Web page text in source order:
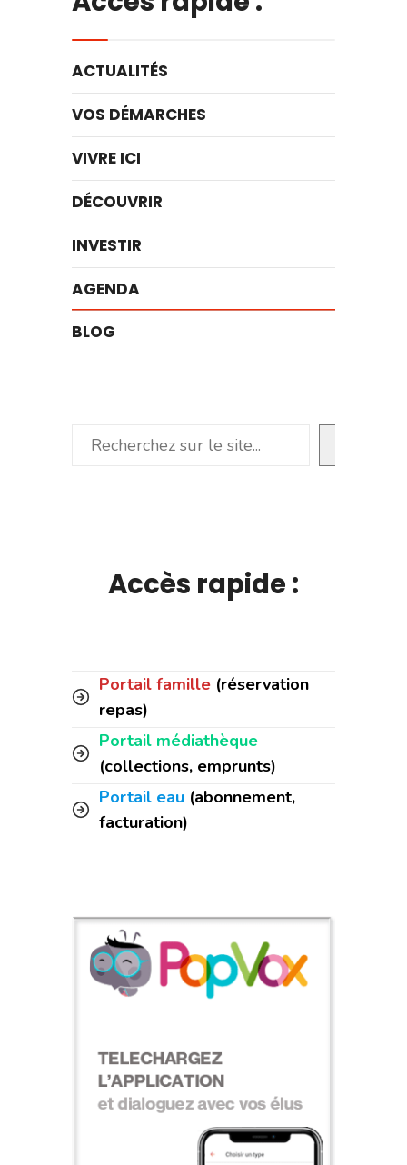
ACTUALITÉS
VOS DÉMARCHES
VIVRE ICI
DÉCOUVRIR
INVESTIR
AGENDA
BLOG
Rechercher
Accès rapide :
Portail famille (réservation
repas)
Portail médiathèque
(collections, emprunts)
Portail eau (abonnement,
facturation)